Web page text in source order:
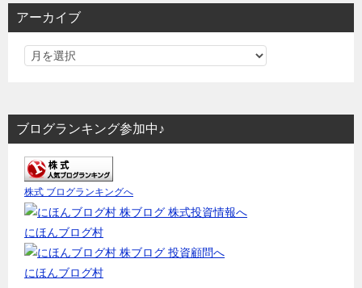
アーカイブ
ブログランキング参加中♪
株式 ブログランキングへ
にほんブログ村
にほんブログ村